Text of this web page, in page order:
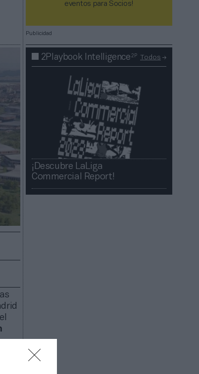
eventos para Socios!​​​​​​​
Publicidad
2Playbook Intelligence2P Todos
¡Descubre LaLiga
Commercial Report!​​